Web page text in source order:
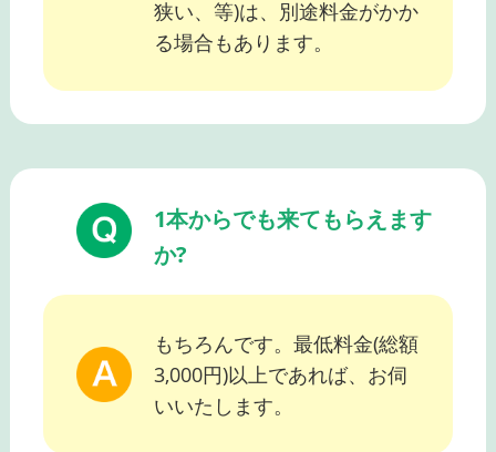
狭い、等)は、別途料金がかか
る場合もあります。
1本からでも来てもらえます
か?
もちろんです。最低料金(総額
3,000円)以上であれば、お伺
いいたします。